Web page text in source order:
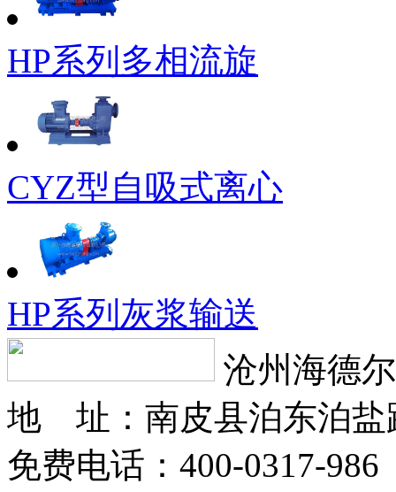
HP系列多相流旋
CYZ型自吸式离心
HP系列灰浆输送
沧州海德
地 址：南皮县泊东泊盐
免费电话：400-0317-986